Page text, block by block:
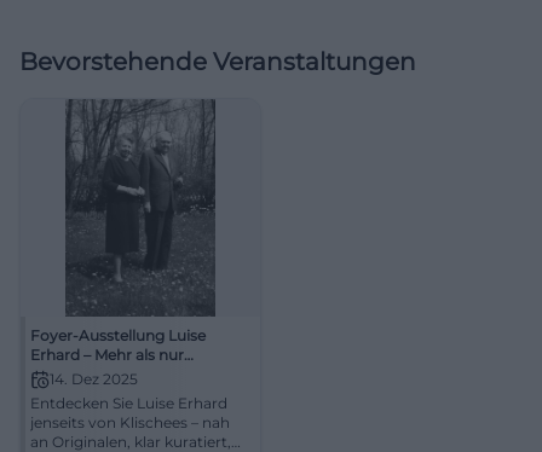
Bevorstehende Veranstaltungen
Foyer-Ausstellung Luise
Erhard – Mehr als nur
Kanzlergattin
14. Dez 2025
Entdecken Sie Luise Erhard
jenseits von Klischees – nah
an Originalen, klar kuratiert,